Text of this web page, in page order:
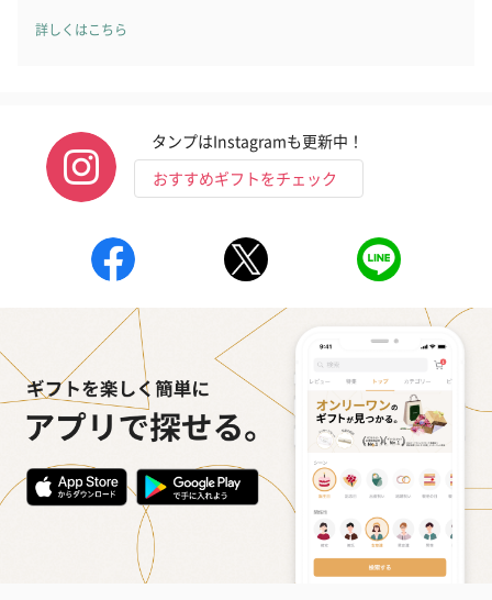
詳しくはこちら
タンプはInstagramも更新中！
おすすめギフトをチェック